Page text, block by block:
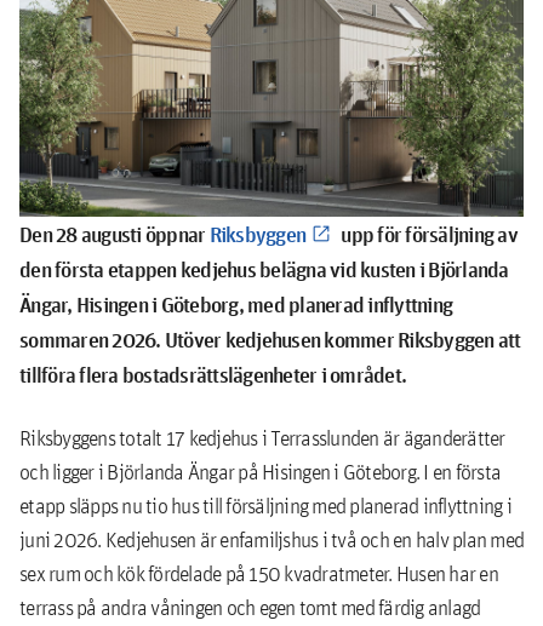
Den 28 augusti öppnar Riksbyggen upp för försäljning av
den första etappenkedjehus belägna vid kusten i Björlanda
Ängar, Hisingen i Göteborg, med planerad inflyttning
sommaren 2026. Utöver kedjehusen kommer Riksbyggen att
tillföra flera bostadsrättslägenheter i området.
Riksbyggens totalt 17 kedjehus i Terrasslunden är äganderätter
och ligger i Björlanda Ängar på Hisingen i Göteborg. I en första
etapp släpps nu tio hus till försäljning med planerad inflyttning i
juni 2026. Kedjehusen är enfamiljshus i två och en halv plan med
sex rum och kök fördelade på 150 kvadratmeter. Husen har en
terrass på andra våningen och egen tomt med färdig anlagd